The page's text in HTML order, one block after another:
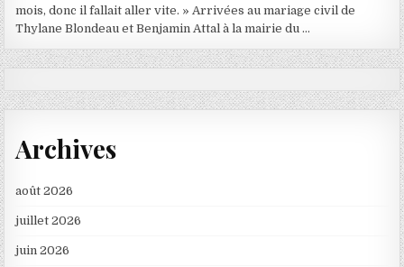
mois, donc il fallait aller vite. » Arrivées au mariage civil de
Thylane Blondeau et Benjamin Attal à la mairie du …
Archives
août 2026
juillet 2026
juin 2026